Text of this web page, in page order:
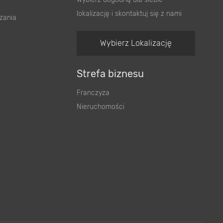
lokalizację i skontaktuj się z nami
Wybierz Lokalizację
Strefa biznesu
Franczyza
Nieruchomości